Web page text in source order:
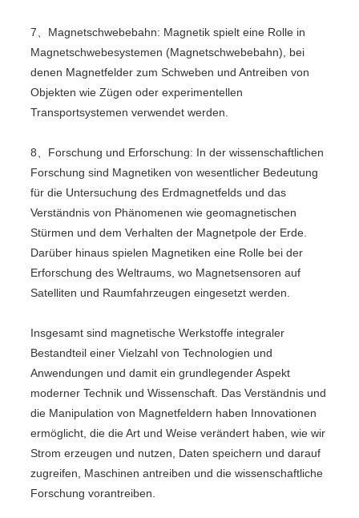
7、Magnetschwebebahn: Magnetik spielt eine Rolle in
Magnetschwebesystemen (Magnetschwebebahn), bei
denen Magnetfelder zum Schweben und Antreiben von
Objekten wie Zügen oder experimentellen
Transportsystemen verwendet werden.
8、Forschung und Erforschung: In der wissenschaftlichen
Forschung sind Magnetiken von wesentlicher Bedeutung
für die Untersuchung des Erdmagnetfelds und das
Verständnis von Phänomenen wie geomagnetischen
Stürmen und dem Verhalten der Magnetpole der Erde.
Darüber hinaus spielen Magnetiken eine Rolle bei der
Erforschung des Weltraums, wo Magnetsensoren auf
Satelliten und Raumfahrzeugen eingesetzt werden.
Insgesamt sind magnetische Werkstoffe integraler
Bestandteil einer Vielzahl von Technologien und
Anwendungen und damit ein grundlegender Aspekt
moderner Technik und Wissenschaft. Das Verständnis und
die Manipulation von Magnetfeldern haben Innovationen
ermöglicht, die die Art und Weise verändert haben, wie wir
Strom erzeugen und nutzen, Daten speichern und darauf
zugreifen, Maschinen antreiben und die wissenschaftliche
Forschung vorantreiben.